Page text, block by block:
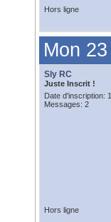
Hors ligne
Mon
Sly RC
Juste Inscrit !
Date d'inscription:
Messages: 2
Hors ligne